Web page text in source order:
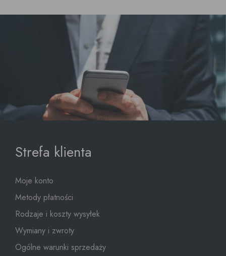
Strefa klienta
Moje konto
Metody płatności
Rodzaje i koszty wysyłek
Wymiany i zwroty
Ogólne warunki sprzedaży